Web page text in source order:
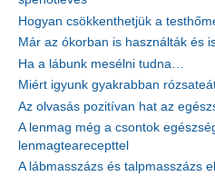
Hogyan csökkenthetjük a
Már az ókorban is használták és
Ha a lábunk mesélni tudna…
Miért igyunk gyakrabban
Az olvasás pozitívan hat az
A lenmag még a csontok
lenmagtearecepttel
A lábmasszázs és talpmasszázs